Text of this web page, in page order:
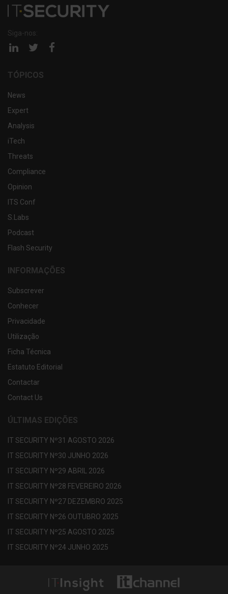
Siga-nos:
Página Página
TÓPICOS
News
Expert
Analysis
iTech
Threats
Compliance
Opinion
ITS Conf
S.Labs
Podcast
Flash Security
INFORMAÇÕES
Subscrever
Conhecer
Privacidade
Utilização
Ficha Técnica
Estatuto Editorial
Contactar
Contact Us
ÚLTIMAS EDIÇÕES
IT SECURITY Nº31 AGOSTO 2026
IT SECURITY Nº30 JUNHO 2026
IT SECURITY Nº29 ABRIL 2026
IT SECURITY Nº28 FEVEREIRO 2026
IT SECURITY Nº27 DEZEMBRO 2025
IT SECURITY Nº26 OUTUBRO 2025
IT SECURITY Nº25 AGOSTO 2025
IT SECURITY Nº24 JUNHO 2025